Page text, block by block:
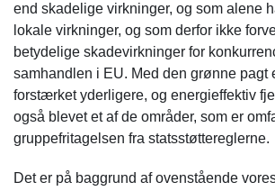
end skadelige virkninger, og som alene
lokale virkninger, og som derfor ikke
betydelige skadevirkninger for
samhandlen i EU. Med den grønne pagt
forstærket yderligere, og energieffektiv
også blevet et af de områder, som er
gruppefritagelsen fra statsstøttereglerne.
Det er på baggrund af ovenstående